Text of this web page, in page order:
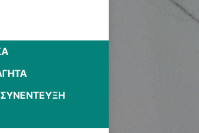
ΣΥΝΈΝΤΕΥΞΗ